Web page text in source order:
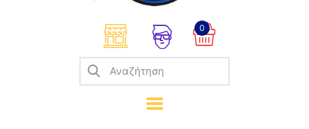
0
Σπαζοκεφαλιές
Κατασκευές
Καλλιτεχνικά
Μοντελισμός
Βιβλία
Παιχνίδια Ρόλων